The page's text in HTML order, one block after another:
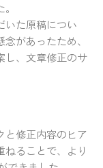
いた原稿につい
があったため、
し、文章修正のサ
と修正内容のヒア
ねることで、より